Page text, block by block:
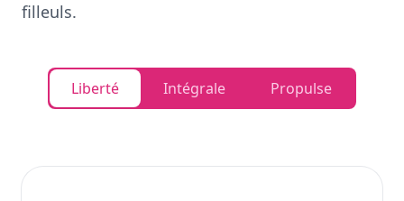
filleuls.
Liberté Intégrale Propulse